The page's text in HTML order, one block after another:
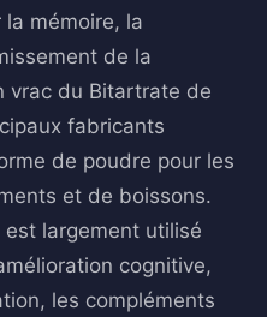
mémoire, la
de la
vrac du Bitartrate de
fabricants
de poudre pour les
et de boissons.
largement utilisé
cognitive,
les compléments